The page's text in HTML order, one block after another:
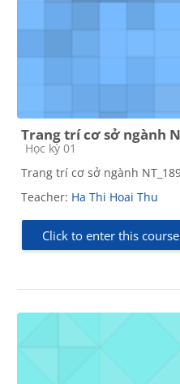
Trang trí cơ sở ngành
Course category
Học kỳ 01
Trang trí cơ sở ngành
Teacher: Ha Thi Hoai Thu
Click to enter this course